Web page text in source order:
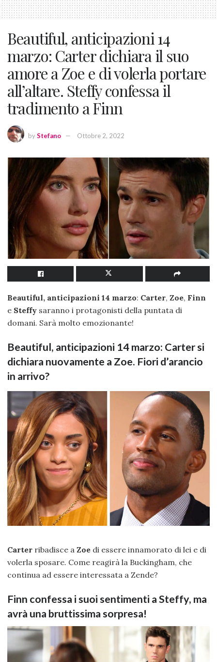
Beautiful, anticipazioni 14
marzo: Carter dichiara il suo
amore a Zoe e di volerla portare
all’altare. Steffy confessa il
tradimento a Finn
byStefano Ottobre 2, 2022
Beautiful, anticipazioni 14 marzo: Carter, Zoe, Finn
e Steffy saranno i protagonisti della puntata di
domani. Sarà molto emozionante!
Beautiful, anticipazioni 14 marzo: Carter si
dichiara nuovamente a Zoe. Fiori d’arancio
in arrivo?
Carter ribadisce a Zoe di essere innamorato di lei e di
volerla sposare. Come reagirà la Buckingham, che
continua ad essere interessata a Zende?
Finn confessa i suoi sentimenti a Steffy, ma
avrà una bruttissima sorpresa!